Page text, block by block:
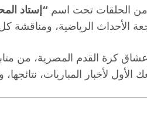
الحلقات تحت اسم “إستاد
الأحداث الرياضية،
كرة القدم المصرية، من
الأول لأخبار المباريات،